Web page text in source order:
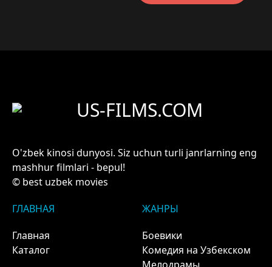
US-FILMS.COM
O'zbek kinosi dunyosi. Siz uchun turli janrlarning eng
mashhur filmlari - bepul!
© best uzbek movies
ГЛАВНАЯ
Главная
Каталог
ЖАНРЫ
Боевики
Комедия на Узбекском